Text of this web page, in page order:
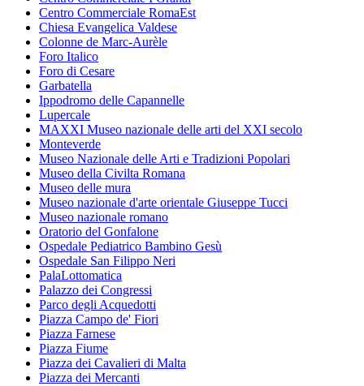
Centro Commerciale RomaEst
Chiesa Evangelica Valdese
Colonne de Marc-Aurèle
Foro Italico
Foro di Cesare
Garbatella
Ippodromo delle Capannelle
Lupercale
MAXXI Museo nazionale delle arti del XXI secolo
Monteverde
Museo Nazionale delle Arti e Tradizioni Popolari
Museo della Civilta Romana
Museo delle mura
Museo nazionale d'arte orientale Giuseppe Tucci
Museo nazionale romano
Oratorio del Gonfalone
Ospedale Pediatrico Bambino Gesù
Ospedale San Filippo Neri
PalaLottomatica
Palazzo dei Congressi
Parco degli Acquedotti
Piazza Campo de' Fiori
Piazza Farnese
Piazza Fiume
Piazza dei Cavalieri di Malta
Piazza dei Mercanti